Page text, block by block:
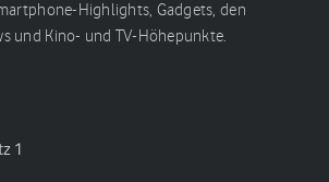
Highlights, Gadgets, den
und Kino- und TV-Höhepunkte.
1